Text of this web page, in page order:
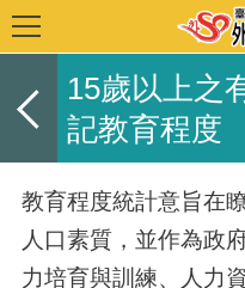
15歲以上之
記教育程度
教育程度統計意旨在
人口素質，並作為政
力培育與訓練、人力